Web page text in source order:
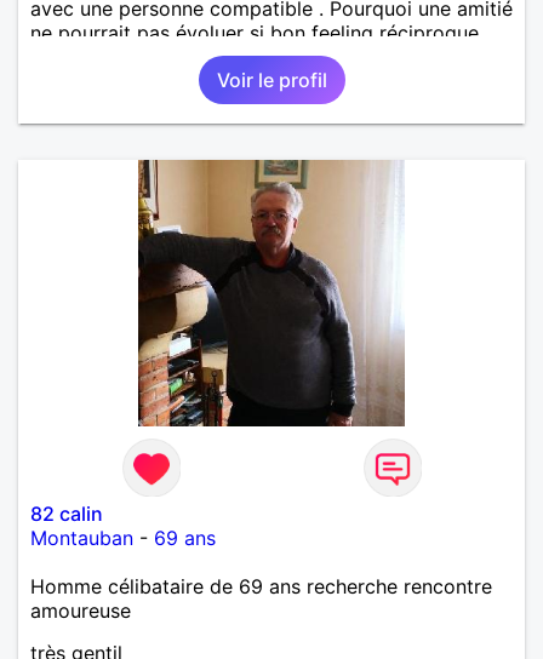
avec une personne compatible . Pourquoi une amitié
ne pourrait pas évoluer si bon feeling réciproque...
Je recherche de la proximité car je ne souhaite pas
vivre sous le même toit.Voir le profil
82 calin
Montauban - 69 ans
Homme célibataire de 69 ans recherche rencontre
amoureuse
très gentil